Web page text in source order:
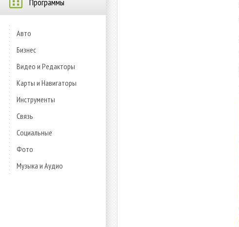
Авто
Бизнес
Видео и Редакторы
Карты и Навигаторы
Инструменты
Связь
Социальные
Фото
Музыка и Аудио